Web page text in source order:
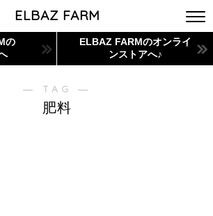
ELBAZ FARM
の
ELBAZ FARMのオンライ
ンストアへ♪
― TAG ―
肥料